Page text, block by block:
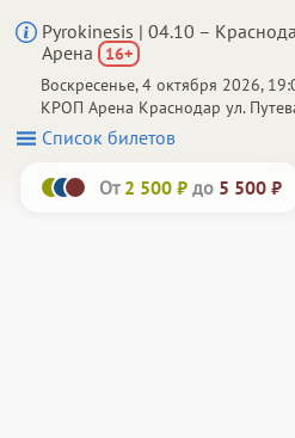
Pyrokinesis | 04.10 –
Арена
16+
Воскресенье, 4 октября 2026,
КРОП Арена Краснодар ул.
Список билетов
От 2 500 ₽ до 5 500 ₽